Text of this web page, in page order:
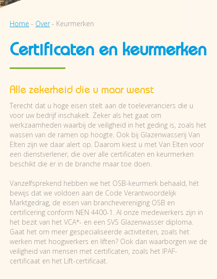
Home - Over - Keurmerken
Certificaten en keurmerken
Alle zekerheid die u maar wenst
Terecht dat u hoge eisen stelt aan de toeleveranciers die u
voor uw bedrijf inschakelt. Zeker als het gaat om
werkzaamheden waarbij de veiligheid in het geding is, zoals het
wassen van de ramen op hoogte. Ook bij Glazenwasserij Van
Elten zijn we daar alert op. Daarom kiest u met Van Elten voor
een dienstverlener, die over alle certificaten en keurmerken
beschikt die er in de branche maar toe doen.
Vanzelfsprekend hebben we het OSB-keurmerk behaald, hét
bewijs dat we voldoen aan de Code Verantwoordelijk
Marktgedrag, de eisen van branchevereniging OSB en
certificering conform NEN 4400-1. Al onze medewerkers zijn in
het bezit van het VCA*- en een SVS Glazenwasser diploma.
Gaat het om meer gespecialiseerde activiteiten, zoals het
werken met hoogwerkers en liften? Ook dan waarborgen we de
veiligheid van mensen met certificaten, zoals het IPAF-
certificaat en het Lift-certificaat.